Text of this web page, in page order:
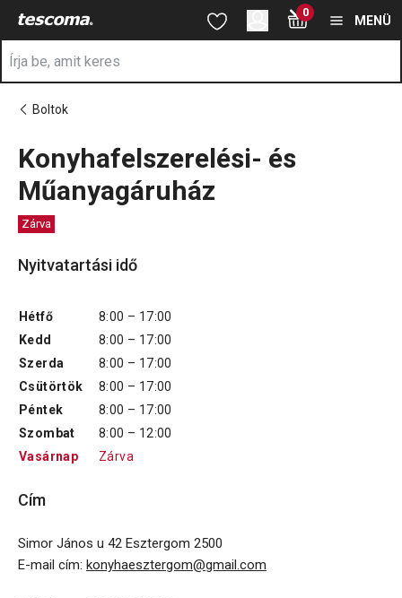
A Konyhafelszerelési- és Műanyagáruház oldalon tartózkodik
Ugrás a fő tartalomhoz
Ugrás a kereséshez
Ugrás a navigációhoz 0
MENÜ
Boltok
Konyhafelszerelési- és
Műanyagáruház
Zárva
Nyitvatartási idő
Hétfő
8:00 – 17:00
Kedd
8:00 – 17:00
Szerda
8:00 – 17:00
Csütörtök
8:00 – 17:00
Péntek
8:00 – 17:00
Szombat
8:00 – 12:00
Vasárnap
Zárva
Cím
Simor János u 42 Esztergom 2500
E-mail cím: konyhaesztergom@gmail.com